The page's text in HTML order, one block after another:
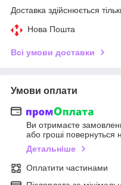
Доставка здійснюється
Нова Пошта
Всі умови доставки
Умови оплати
Ви отримаєте
або гроші повернуться
Детальніше
Оплатити частинами